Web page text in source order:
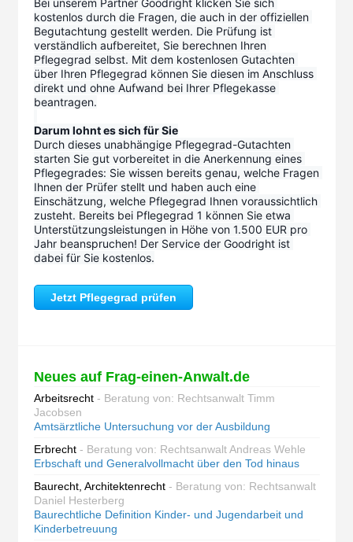
Bei unserem Partner Goodright klicken Sie sich
kostenlos durch die Fragen, die auch in der offiziellen
Begutachtung gestellt werden. Die Prüfung ist
verständlich aufbereitet, Sie berechnen Ihren
Pflegegrad selbst. Mit dem kostenlosen Gutachten
über Ihren Pflegegrad können Sie diesen im Anschluss
direkt und ohne Aufwand bei Ihrer Pflegekasse
beantragen.
Darum lohnt es sich für Sie
Durch dieses unabhängige Pflegegrad-Gutachten
starten Sie gut vorbereitet in die Anerkennung eines
Pflegegrades: Sie wissen bereits genau, welche Fragen
Ihnen der Prüfer stellt und haben auch eine
Einschätzung, welche Pflegegrad Ihnen voraussichtlich
zusteht. Bereits bei Pflegegrad 1 können Sie etwa
Unterstützungsleistungen in Höhe von 1.500 EUR pro
Jahr beanspruchen! Der Service der Goodright ist
dabei für Sie kostenlos.
Jetzt Pflegegrad prüfen
Neues auf Frag-einen-Anwalt.de
Arbeitsrecht - Beratung von: Rechtsanwalt Timm
Jacobsen
Amtsärztliche Untersuchung vor der Ausbildung
Erbrecht - Beratung von: Rechtsanwalt Andreas Wehle
Erbschaft und Generalvollmacht über den Tod hinaus
Baurecht, Architektenrecht - Beratung von: Rechtsanwalt
Daniel Hesterberg
Baurechtliche Definition Kinder- und Jugendarbeit und
Kinderbetreuung